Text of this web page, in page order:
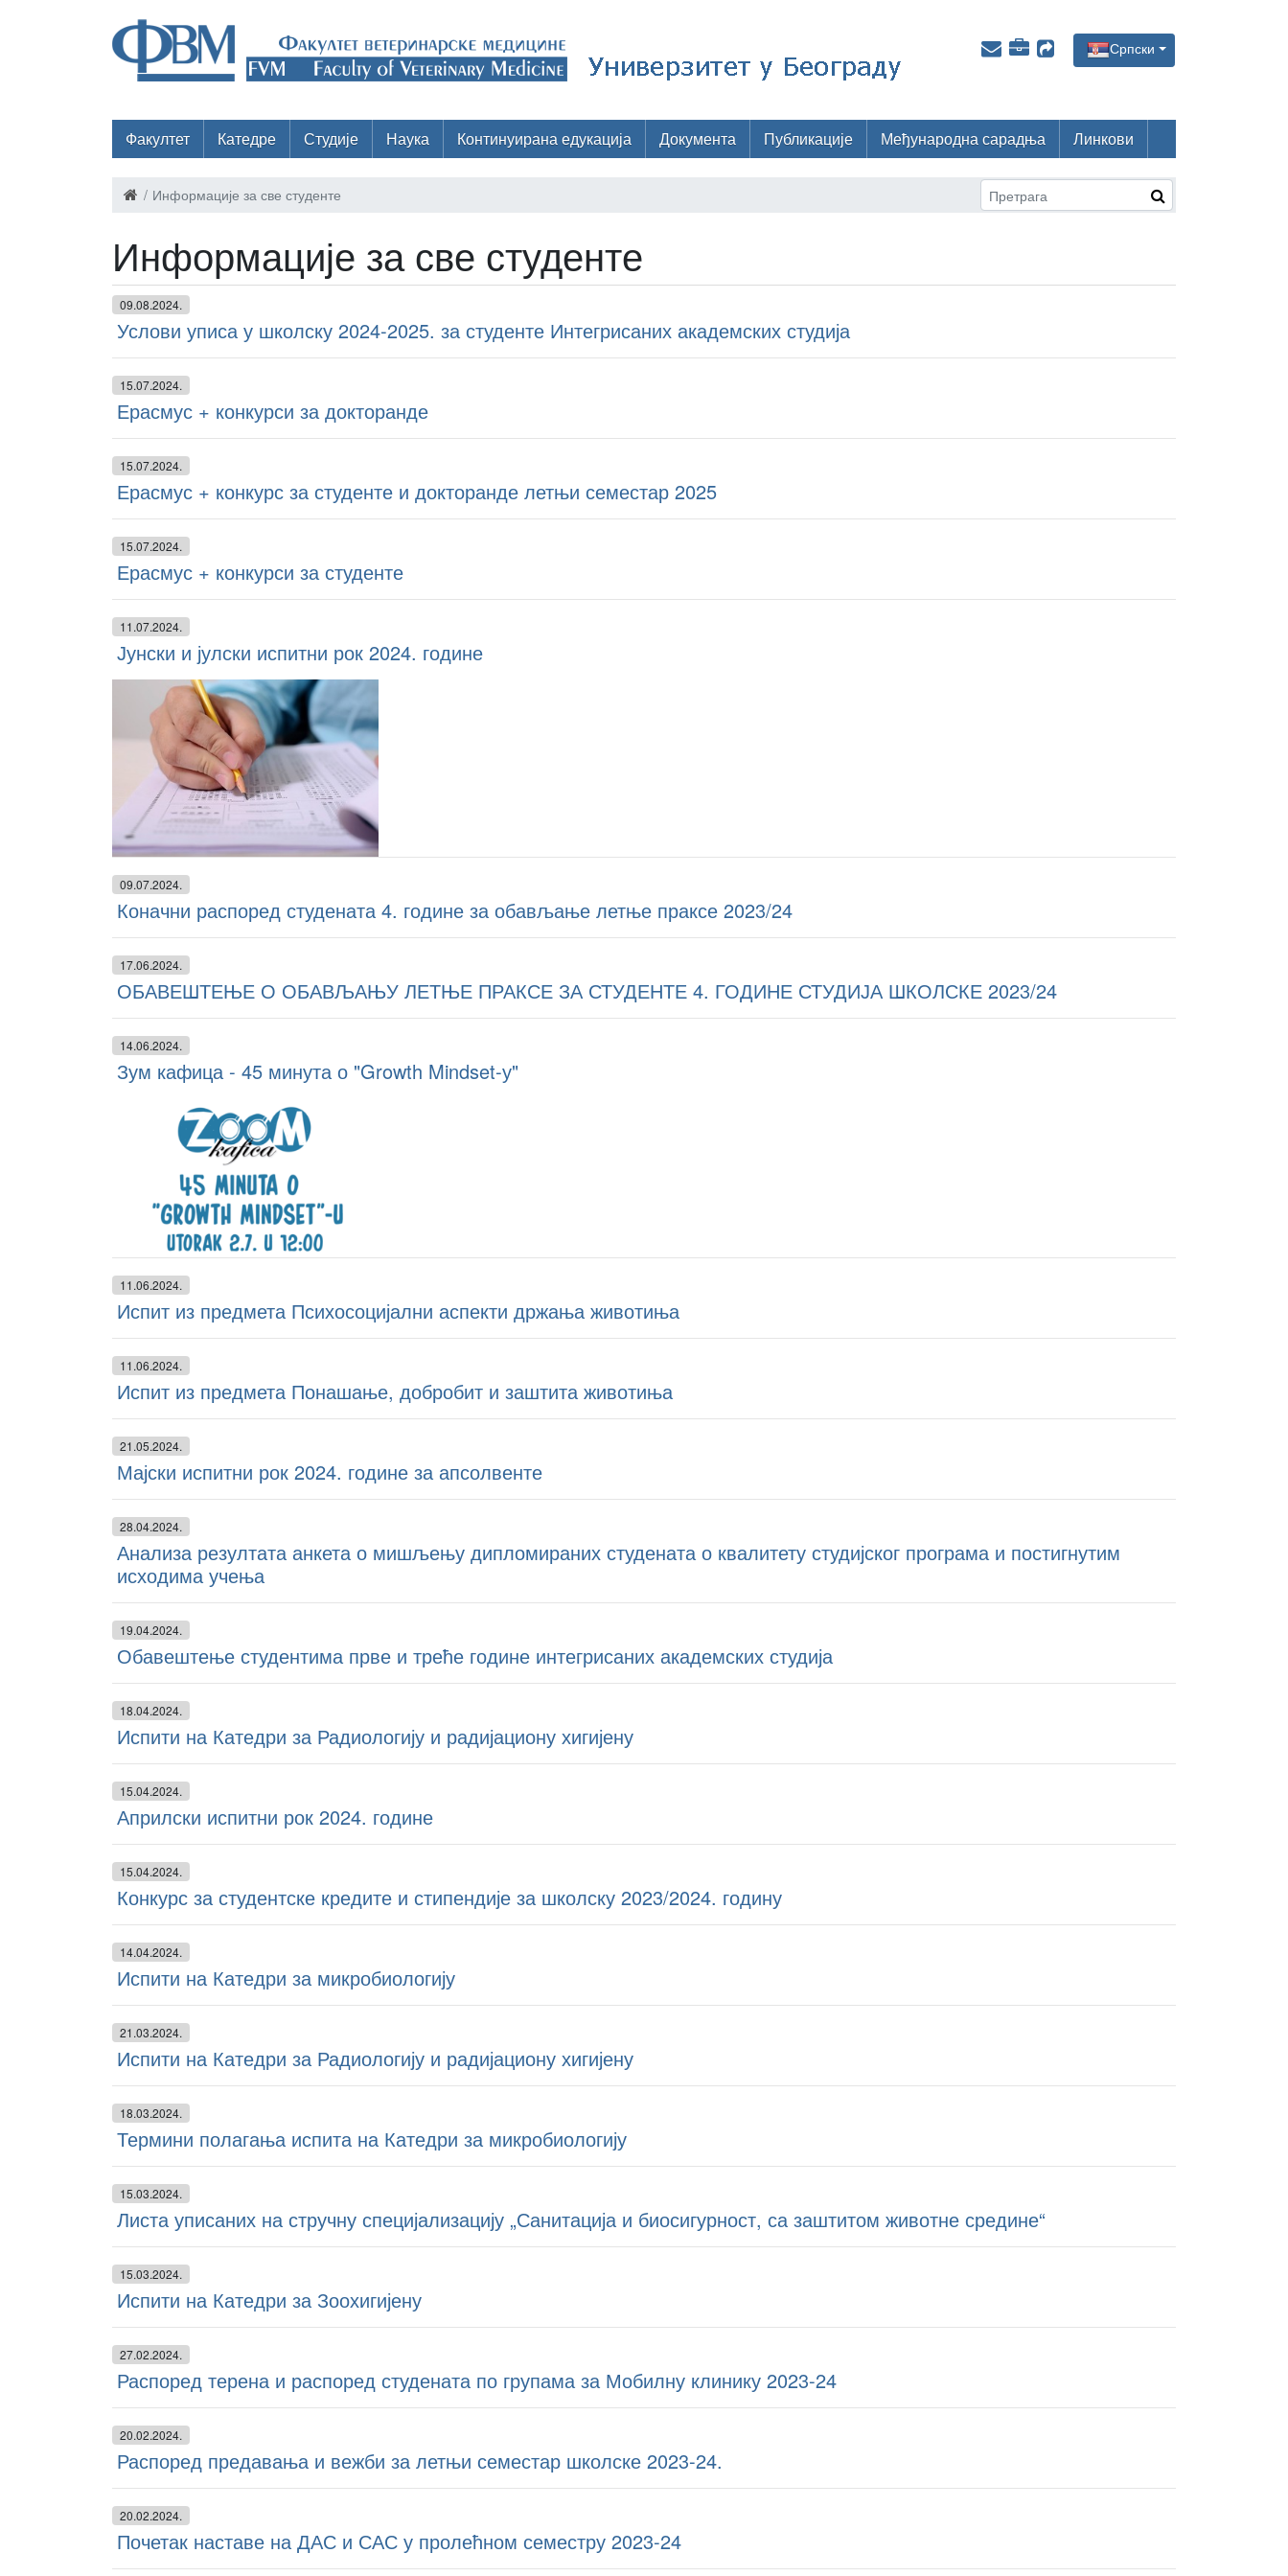
Српски
Факултет Катедре Студије Наука Континуирана едукација Документа Публикације Међународна сарадња Линкови
Информације за све студенте
Информације за све студенте
09.08.2024.
Услови уписа у школску 2024-2025. за студенте Интегрисаних академских студија
15.07.2024.
Ерасмус + конкурси за докторанде
15.07.2024.
Ерасмус + конкурс за студенте и докторанде летњи семестар 2025
15.07.2024.
Ерасмус + конкурси за студенте
11.07.2024.
Јунски и јулски испитни рок 2024. године
09.07.2024.
Коначни распоред студената 4. године за обављање летње праксе 2023/24
17.06.2024.
ОБАВЕШТЕЊЕ О ОБАВЉАЊУ ЛЕТЊЕ ПРАКСЕ ЗА СТУДЕНТЕ 4. ГОДИНЕ СТУДИЈА ШКОЛСКЕ 2023/24
14.06.2024.
Зум кафица - 45 минута о "Growth Mindset-у"
11.06.2024.
Испит из предмета Психосоцијални аспекти држања животиња
11.06.2024.
Испит из предмета Понашање, добробит и заштита животиња
21.05.2024.
Мајски испитни рок 2024. године за апсолвенте
28.04.2024.
Анализа резултата анкета о мишљењу дипломираних студената о квалитету студијског програма и постигнутим
исходима учења
19.04.2024.
Обавештење студентима прве и треће године интегрисаних академских студија
18.04.2024.
Испити на Катедри за Радиологију и радијациону хигијену
15.04.2024.
Априлски испитни рок 2024. године
15.04.2024.
Конкурс за студентске кредите и стипендије за школску 2023/2024. годину
14.04.2024.
Испити на Катедри за микробиологију
21.03.2024.
Испити на Катедри за Радиологију и радијациону хигијену
18.03.2024.
Термини полагања испита на Катедри за микробиологију
15.03.2024.
Листа уписаних на стручну специјализацију „Санитација и биосигурност, са заштитом животне средине“
15.03.2024.
Испити на Катедри за Зоохигијену
27.02.2024.
Распоред терена и распоред студената по групама за Мобилну клинику 2023-24
20.02.2024.
Распоред предавања и вежби за летњи семестар школске 2023-24.
20.02.2024.
Почетак наставе на ДАС и САС у пролећном семестру 2023-24